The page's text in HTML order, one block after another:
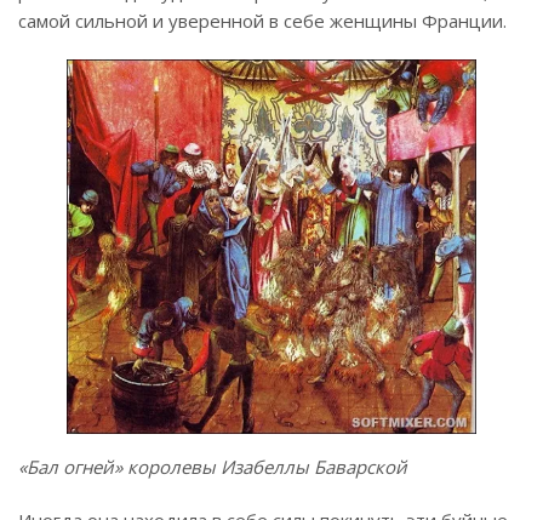
самой сильной и уверенной в себе женщины Франции.
«Бал огней» королевы Изабеллы Баварской